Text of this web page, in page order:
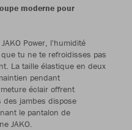
moderne pour
Power, l'humidité
tu ne te refroidisses pas
La taille élastique en deux
pendant
éclair offrent
jambes dispose
le pantalon de
JAKO.